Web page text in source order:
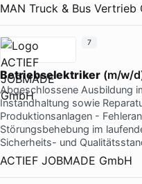
MAN Truck & Bus Vertrieb
Betriebselektriker (m/w/
Abgeschlossene Ausbildung
Instandhaltung sowie
Produktionsanlagen -
Störungsbehebung im
Sicherheits- und
ACTIEF JOBMADE GmbH
7